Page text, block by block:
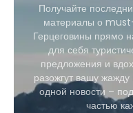
Получайте
материалы о
Герцеговины прямо
для себя
предложения и
разожгут вашу
одной новости –
частью